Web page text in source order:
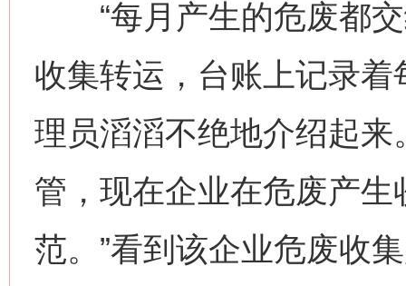
“每月产生的危废都交
收集转运，台账上记录着
理员滔滔不绝地介绍起来
管，现在企业在危废产
范。”看到该企业危废收